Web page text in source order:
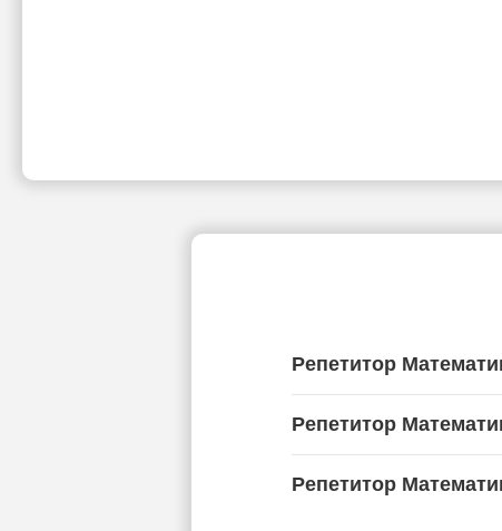
Репетитор
Репетитор
Репетитор